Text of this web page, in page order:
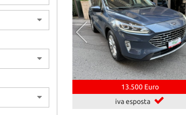
13.500 Euro
iva esposta